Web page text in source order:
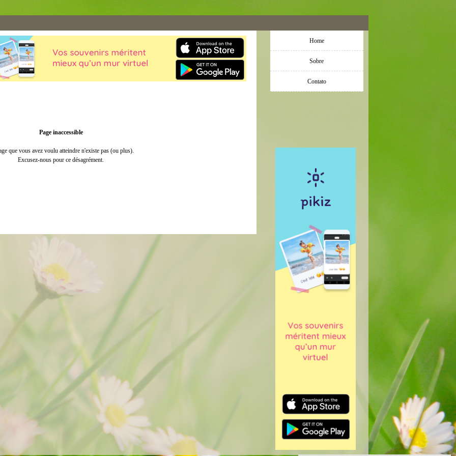
Page inaccessible
que vous avez voulu atteindre n'existe pas (ou plus).
Excusez-nous pour ce désagrément.
Home
Sobre
Contato